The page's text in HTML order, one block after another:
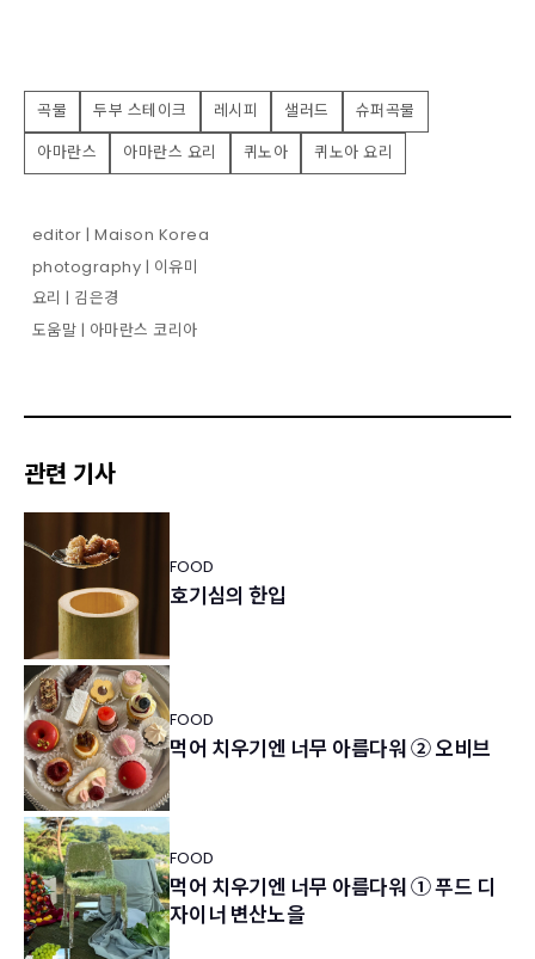
곡물 두부 스테이크 레시피 샐러드
슈퍼곡물
아마란스
아마란스 요리 퀴노아 퀴노아 요리
editor | Maison Korea
photography | 이유미
요리 | 김은경
도움말 | 아마란스 코리아
관련 기사
FOOD
호기심의 한입
FOOD
먹어 치우기엔 너무 아름다워 ② 오비브
FOOD
먹어 치우기엔 너무 아름다워 ① 푸드 디
자이너 변산노을